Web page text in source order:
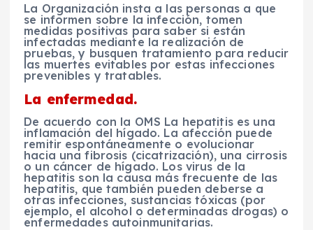
La Organización insta a las personas a que
se informen sobre la infección, tomen
medidas positivas para saber si están
infectadas mediante la realización de
pruebas, y busquen tratamiento para reducir
las muertes evitables por estas infecciones
prevenibles y tratables.
La enfermedad.
De acuerdo con la OMS La hepatitis es una
inflamación del hígado. La afección puede
remitir espontáneamente o evolucionar
hacia una fibrosis (cicatrización), una cirrosis
o un cáncer de hígado. Los virus de la
hepatitis son la causa más frecuente de las
hepatitis, que también pueden deberse a
otras infecciones, sustancias tóxicas (por
ejemplo, el alcohol o determinadas drogas) o
enfermedades autoinmunitarias.